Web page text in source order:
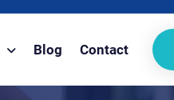
Blog Contact